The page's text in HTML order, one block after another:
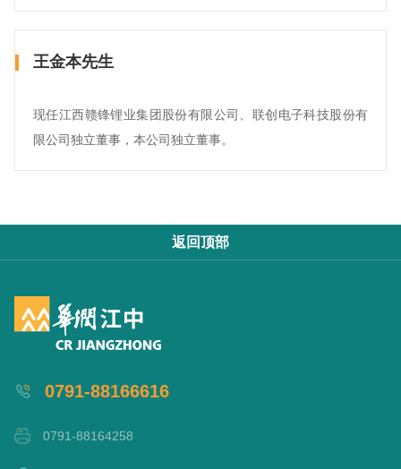
王金本先生
现任江西赣锋锂业集团股份有限公司、联创电子科技股份有
限公司独立董事，本公司独立董事。
返回顶部
0791-88166616
0791-88164258